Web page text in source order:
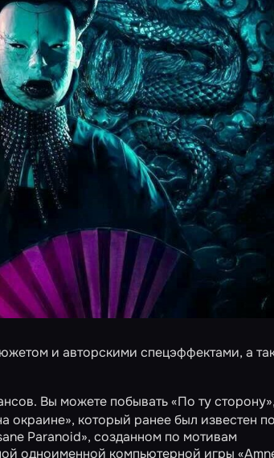
и авторскими спецэффектами, а
Вы можете побывать«По ту сторону»,
окраине», который ранее был известен
Paranoid», созданном по мотивам
одноименной компьютерной игры